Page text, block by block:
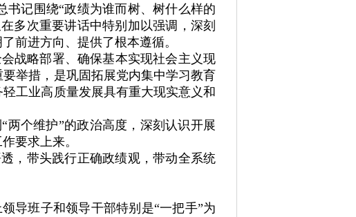
记围绕“政绩为谁而树、树什么样的
多次重要讲话中特别加以强调，深刻
前进方向、提供了根本遵循。
战略部署、确保基本实现社会主义现
举措，是巩固拓展党内集中学习教育
工业高质量发展具有重大现实意义和
两个维护”的政治高度，深刻认识开展
要求上来。
，带头践行正确政绩观，带动全系统
导班子和领导干部特别是“一把手”为